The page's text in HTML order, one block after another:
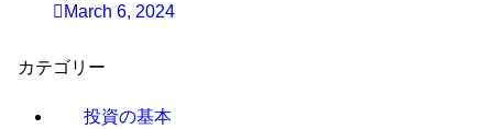
March 6, 2024
カテゴリー
投資の基本